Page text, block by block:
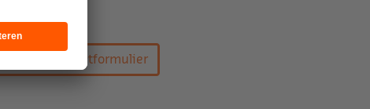
Naar het contactformulier